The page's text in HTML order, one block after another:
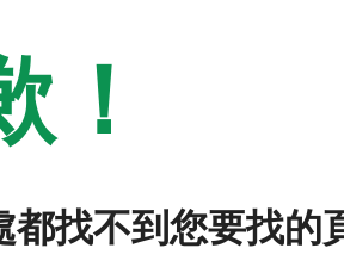
！
都找不到您要找的